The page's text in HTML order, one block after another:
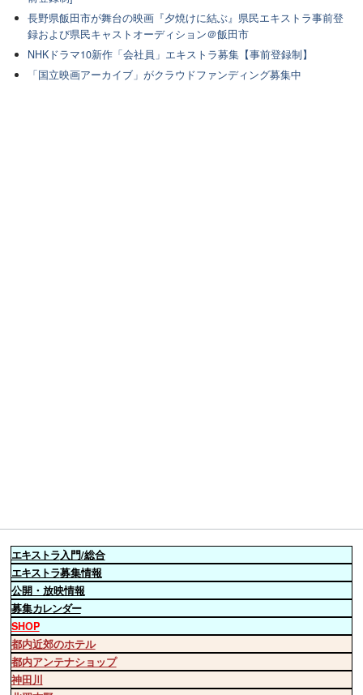
長野県飯田市が舞台の映画『夕焼けに結ぶ』県民エキストラ事前登
録および県民キャストオーディション＠飯田市
NHKドラマ10新作「会社員」エキストラ募集【事前登録制】
「国立映画アーカイブ」がクラウドファンディング募集中
エキストラ入門/総合
エキストラ募集情報
公開・放映情報
募集カレンダー
SHOP
都内近郊のホテル
都内アンテナショップ
神田川